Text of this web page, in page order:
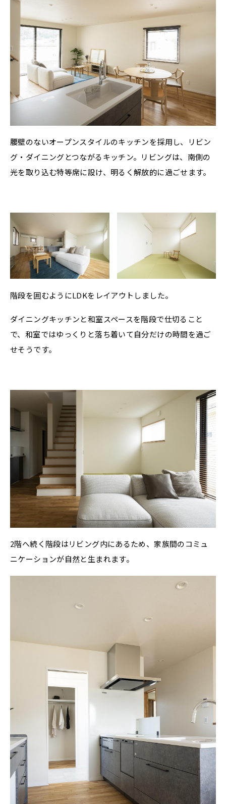
腰壁のないオープンスタイルのキッチンを採用し、リビン
グ・ダイニングとつながるキッチン。リビングは、南側の
光を取り込む特等席に設け、明るく解放的に過ごせます。
階段を囲むようにLDKをレイアウトしました。
ダイニングキッチンと和室スペースを階段で仕切ること
で、和室ではゆっくりと落ち着いて自分だけの時間を過ご
せそうです。
2階へ続く階段はリビング内にあるため、家族間のコミュ
ニケーションが自然と生まれます。